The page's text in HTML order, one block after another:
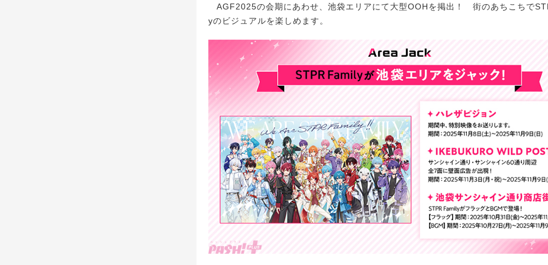
AGF2025の会期にあわせ、池袋エリアにて大型OOHを掲出！ 街のあちこちで
yのビジュアルを楽しめます。